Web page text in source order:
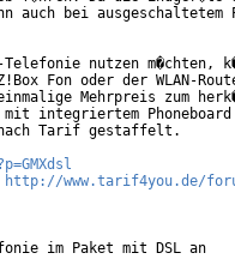
auch bei ausgeschaltetem
Telefonie nutzen m�chten,
Fon oder der WLAN-
Mehrpreis zum
mit integriertem
nach Tarif gestaffelt.
http://www.tarif4you.de/
im Paket mit DSL an